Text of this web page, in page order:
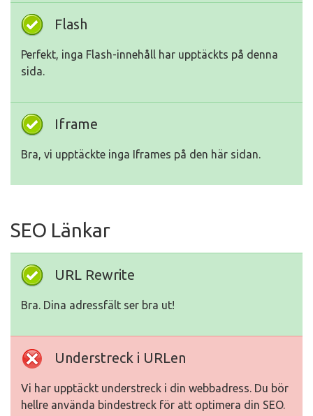
Flash
Perfekt, inga Flash-innehåll har upptäckts på denna
sida.
Iframe
Bra, vi upptäckte inga Iframes på den här sidan.
SEO Länkar
URL Rewrite
Bra. Dina adressfält ser bra ut!
Understreck i URLen
Vi har upptäckt understreck i din webbadress. Du bör
hellre använda bindestreck för att optimera din SEO.